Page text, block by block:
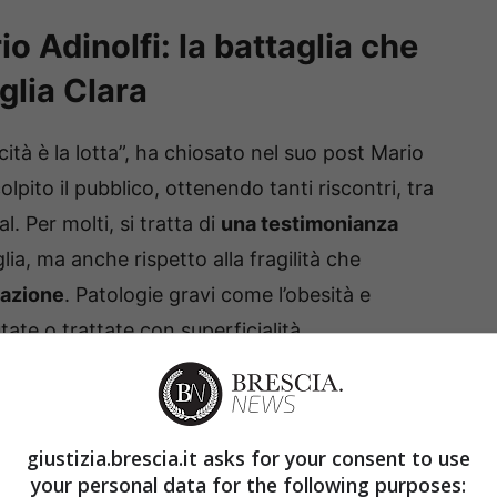
Adinolfi: la battaglia che
Clara
è la lotta”, ha chiosato nel suo post Mario
il pubblico, ottenendo tanti riscontri, tra
Per molti, si tratta di una testimonianza
ma anche rispetto alla fragilità che
. Patologie gravi come l’obesità e
o trattate con superficialità.
giustizia.brescia.it asks for your consent to use
your personal data for the following purposes: